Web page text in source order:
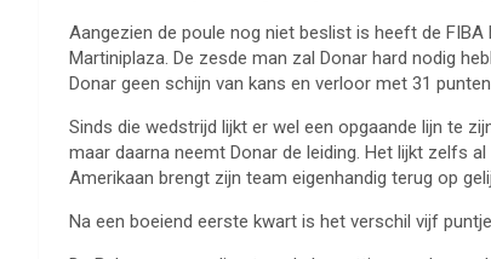
Aangezien de poule nog niet beslist is heeft de
Martiniplaza. De zesde man zal Donar hard nodig
Donar geen schijn van kans en verloor met 31
Sinds die wedstrijd lijkt er wel een opgaande lijn te
maar daarna neemt Donar de leiding. Het lijkt zelfs
Amerikaan brengt zijn team eigenhandig terug op
Na een boeiend eerste kwart is het verschil vijf